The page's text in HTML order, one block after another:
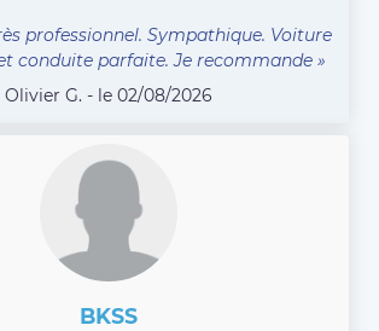
professionnel. Sympathique. Voiture
conduite parfaite. Je recommande »
Olivier G. - le 02/08/2026
BKSS